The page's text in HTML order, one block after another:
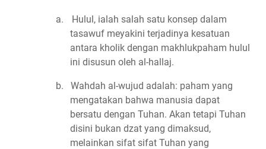
a.
Hulul, ialah salah satu konsep dalam
tasawuf meyakini terjadinya kesatuan
antara kholik dengan makhlukpaham hulul
ini disusun oleh al-hallaj.
b.
Wahdah al-wujud adalah: paham yang
mengatakan bahwa manusia dapat
bersatu dengan Tuhan. Akan tetapi Tuhan
disini bukan dzat yang dimaksud,
melainkan sifat sifat Tuhan yang